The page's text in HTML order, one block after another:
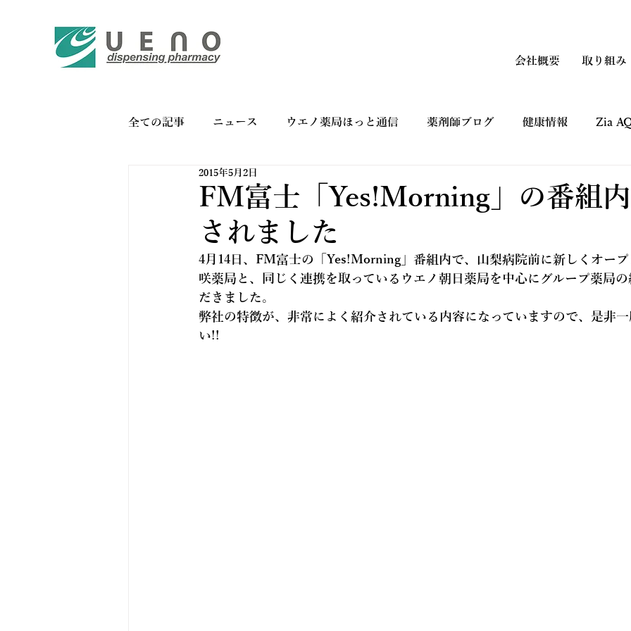
会社概要 取り組み
全ての記事 ニュース ウエノ薬局ほっと通信 薬剤師ブログ 健康情報 Zia
バイオリンク お薬手帳の上手なつかい方
FM富士「Yes!Morning」の番組
されました
2015年5月2日
4月14日、FM富士の「Yes!Morning」番組内で、山梨病院前に新しくオー
咲薬局と、同じく連携を取っているウエノ朝日薬局を中心にグループ薬局
だきました。
弊社の特徴が、非常によく紹介されている内容になっていますので、是非
い!!